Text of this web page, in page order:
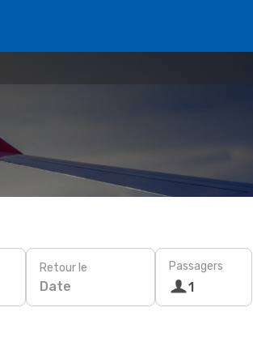
Retour le
Date
Passagers
1